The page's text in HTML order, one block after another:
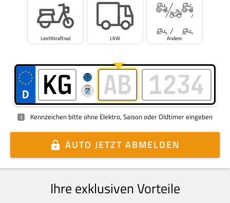
Leichtkraftrad LKW Andere
i Kennzeichen bitte ohne Elektro, Saison oder Oldtimer eingeben
AUTO JETZT ABMELDEN
Ihre exklusiven Vorteile